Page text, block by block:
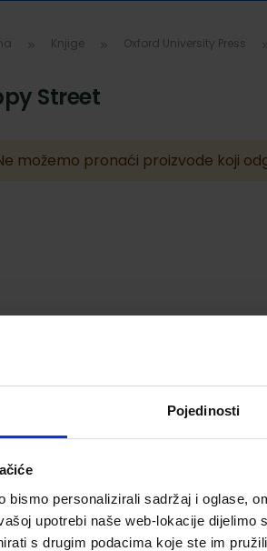
Pojedinosti
bismo personalizirali sadržaj i oglase,
upotrebi naše web-lokacije dijelimo
s drugim podacima koje ste im
Knjige Oxford University Press
Street
možemo pronaći proizvode koji